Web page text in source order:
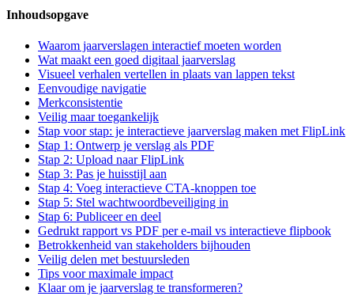
Inhoudsopgave
Waarom jaarverslagen interactief moeten worden
Wat maakt een goed digitaal jaarverslag
Visueel verhalen vertellen in plaats van lappen tekst
Eenvoudige navigatie
Merkconsistentie
Veilig maar toegankelijk
Stap voor stap: je interactieve jaarverslag maken met FlipLink
Stap 1: Ontwerp je verslag als PDF
Stap 2: Upload naar FlipLink
Stap 3: Pas je huisstijl aan
Stap 4: Voeg interactieve CTA-knoppen toe
Stap 5: Stel wachtwoordbeveiliging in
Stap 6: Publiceer en deel
Gedrukt rapport vs PDF per e-mail vs interactieve flipbook
Betrokkenheid van stakeholders bijhouden
Veilig delen met bestuursleden
Tips voor maximale impact
Klaar om je jaarverslag te transformeren?